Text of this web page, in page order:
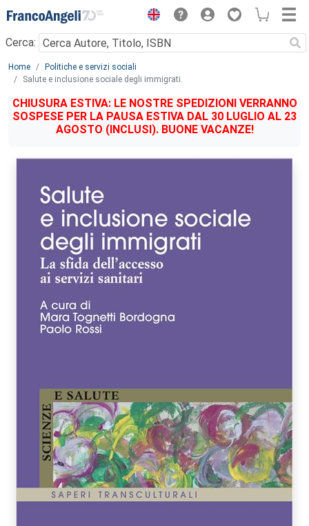
Menu
Cerca:
Main content
Home
Politiche e servizi sociali
Salute e inclusione sociale degli immigrati.
CHIUSURA ESTIVA: LE NOSTRE SPEDIZIONI VERRANNO
SOSPESE PER LA PAUSA ESTIVA DAL 30 LUGLIO AL 23
AGOSTO (INCLUSI). BUONE VACANZE!